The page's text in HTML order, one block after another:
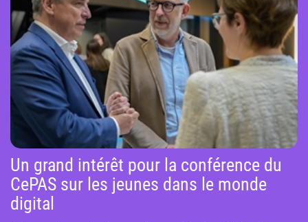
Un grand intérêt pour la conférence du
CePAS sur les jeunes dans le monde
digital